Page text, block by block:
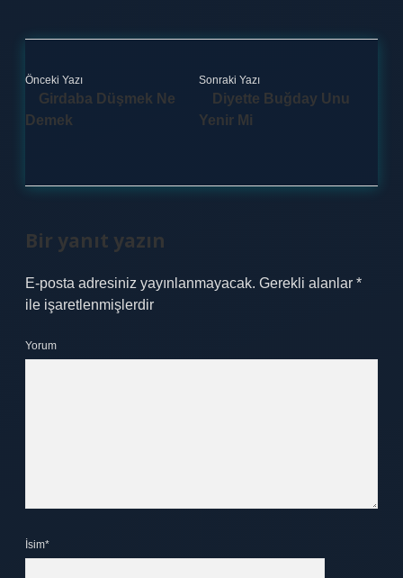
Önceki Yazı
Girdaba Düşmek Ne
Demek
Sonraki Yazı
Diyette Buğday Unu
Yenir Mi
Bir yanıt yazın
E-posta adresiniz yayınlanmayacak. Gerekli alanlar *
ile işaretlenmişlerdir
Yorum
İsim*